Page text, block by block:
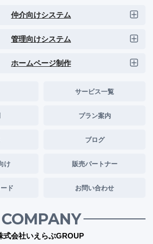
仲介向けシステム
管理向けシステム
ホームページ制作
サービス一覧
プラン案内
ブログ
け 販売パートナー
ド お問い合わせ
COMPANY
式会社いえらぶGROUP